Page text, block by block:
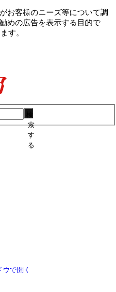
お客様のニーズ等について調
めの広告を表⽰する⽬的で
す。
索
す
る
で開く